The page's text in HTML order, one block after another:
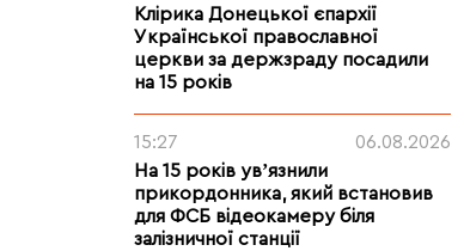
Клірика Донецької єпархії
Української православної
церкви за держзраду посадили
на 15 років
15:27
06.08.2026
На 15 років увʼязнили
прикордонника, який встановив
для ФСБ відеокамеру біля
залізничної станції